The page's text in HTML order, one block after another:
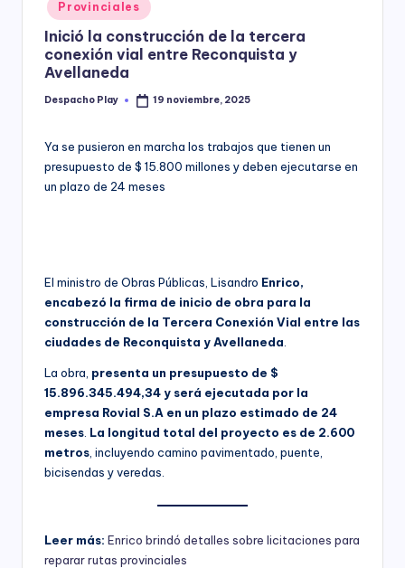
y
in
Provinciales
Inició la construcción de la tercera
conexión vial entre Reconquista y
Avellaneda
Posted
Despacho Play 19 noviembre, 2025
Ya se pusieron en marcha los trabajos que tienen un
presupuesto de $ 15.800 millones y deben ejecutarse en
un plazo de 24 meses
El ministro de Obras Públicas, Lisandro Enrico,
encabezó la firma de inicio de obra para la
construcción de la Tercera Conexión Vial entre las
ciudades de Reconquista y Avellaneda
La obra, presenta un presupuesto de $
15.896.345.494,34 y será ejecutada por la
empresa Rovial S.A en un plazo estimado de 24
meses La longitud total del proyecto es de 2.600
metros , incluyendo camino pavimentado, puente,
bicisendas y veredas.
Leer más: Enrico brindó detalles sobre licitaciones para
reparar rutas provinciales